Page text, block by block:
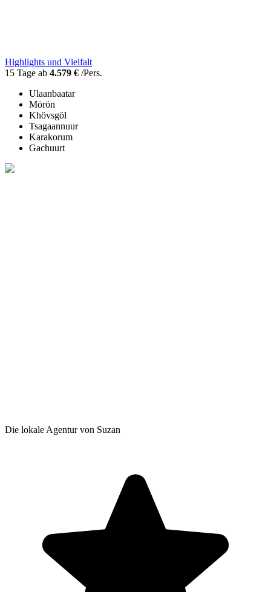
Highlights und Vielfalt
15 Tage ab 4.579 € /Pers.
Ulaanbaatar
Mörön
Khövsgöl
Tsagaannuur
Karakorum
Gachuurt
Die lokale Agentur von Suzan